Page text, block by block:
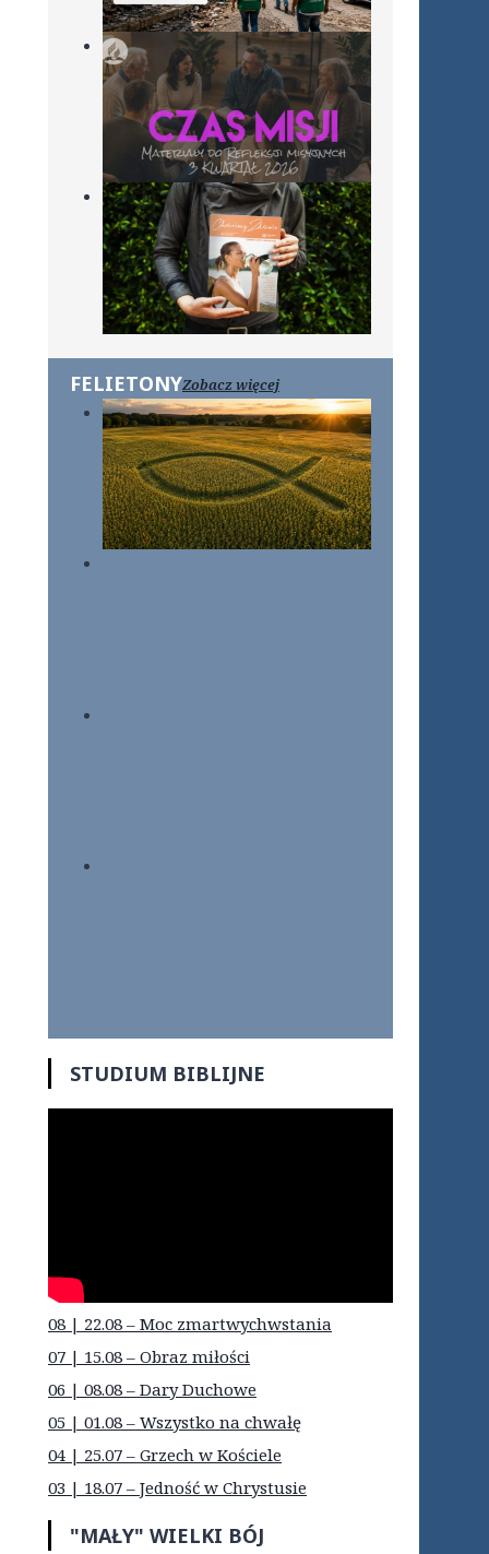
FELIETONYZobacz więcej
STUDIUM BIBLIJNE
08 | 22.08 – Moc zmartwychwstania
07 | 15.08 – Obraz miłości
06 | 08.08 – Dary Duchowe
05 | 01.08 – Wszystko na chwałę
04 | 25.07 – Grzech w Kościele
03 | 18.07 – Jedność w Chrystusie
"MAŁY" WIELKI BÓJ